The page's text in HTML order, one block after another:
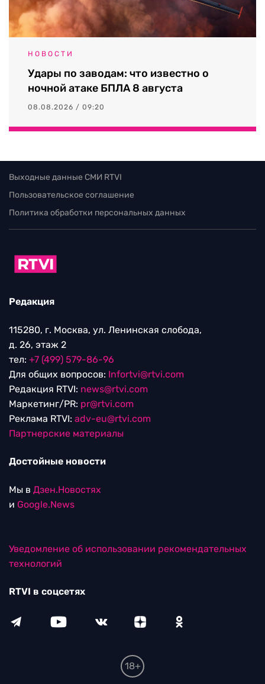
НОВОСТИ
Удары по заводам: что известно о
ночной атаке БПЛА 8 августа
08.08.2026 / 09:20
Выходные данные СМИ RTVI
Пользовательское соглашение
Политика обработки персональных данных
Редакция
115280, г. Москва, ул. Ленинская слобода,
д. 26, этаж 2
тел: +7 (499) 579-86-96
Для общих вопросов: Infortvi@rtvi.com
Редакция RTVI: news@rtvi.com
Маркетинг/PR: pr@rtvi.com
Реклама RTVI: adv-eu@rtvi.com
Партнерские материалы
Достойные новости
Мы в Дзен.Новостях
и Google.News
Уведомление об использовании рекомендательных
технологий
RTVI в соцсетях
18+